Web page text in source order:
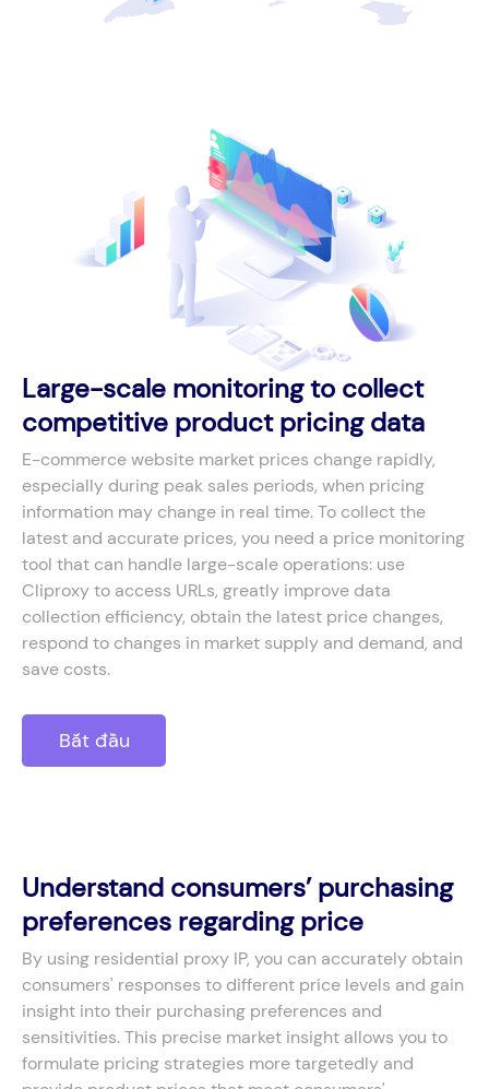
Large-scale monitoring to collect
competitive product pricing data
E-commerce website market prices change rapidly,
especially during peak sales periods, when pricing
information may change in real time. To collect the
latest and accurate prices, you need a price monitoring
tool that can handle large-scale operations: use
Cliproxy to access URLs, greatly improve data
collection efficiency, obtain the latest price changes,
respond to changes in market supply and demand, and
save costs.
Bắt đầu
Understand consumers’ purchasing
preferences regarding price
By using residential proxy IP, you can accurately obtain
consumers' responses to different price levels and gain
insight into their purchasing preferences and
sensitivities. This precise market insight allows you to
formulate pricing strategies more targetedly and